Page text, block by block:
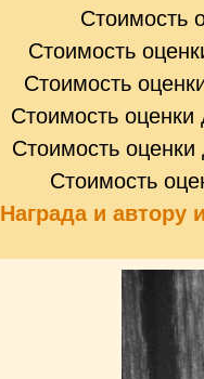
Стоимость
Стоимость
Стоимость
Стоимость
Стоимость
Стоимость
Награда и автору